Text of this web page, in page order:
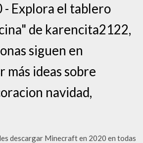
- Explora el tablero
de karencita2122,
siguen en
más ideas sobre
navidad,
descargar Minecraft en 2020 en todas